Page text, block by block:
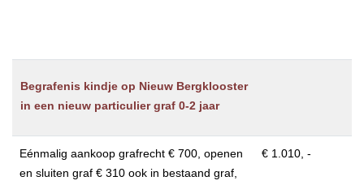
Begrafenis kindje op Nieuw Bergklooster
in een nieuw particulier graf 0-2 jaar
Eénmalig aankoop grafrecht € 700, openen
en sluiten graf € 310 ook in bestaand graf,
€ 1.010, -